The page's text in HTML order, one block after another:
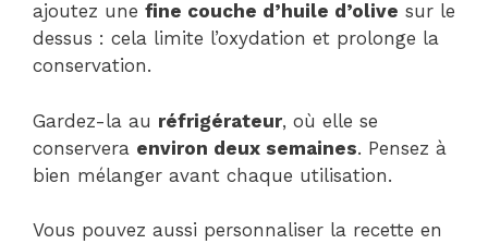
ajoutez une fine couche d’huile d’olive sur le
dessus : cela limite l’oxydation et prolonge la
conservation.
Gardez-la au réfrigérateur, où elle se
conservera environ deux semaines. Pensez à
bien mélanger avant chaque utilisation.
Vous pouvez aussi personnaliser la recette en